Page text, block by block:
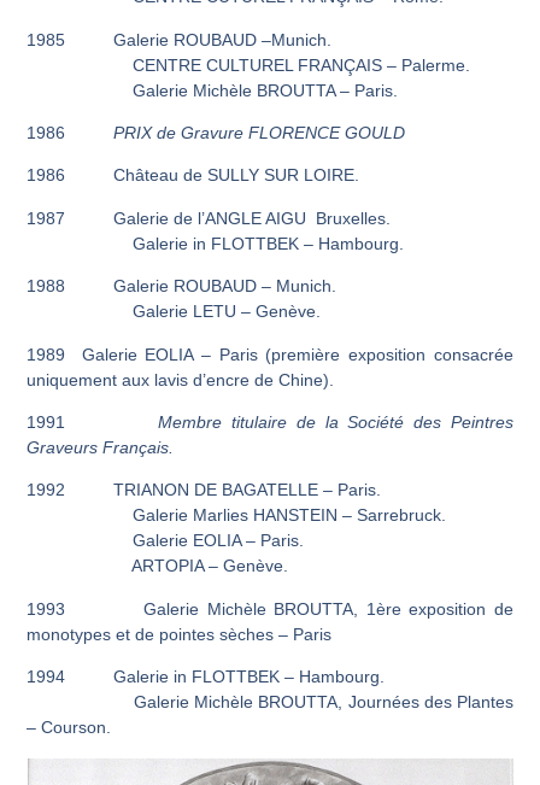
1985 Galerie ROUBAUD –Munich.
CENTRE CULTUREL FRANÇAIS – Palerme.
Galerie Michèle BROUTTA – Paris.
1986PRIX de Gravure FLORENCE GOULD
1986 Château de SULLY SUR LOIRE.
1987 Galerie de l’ANGLE AIGU Bruxelles.
Galerie in FLOTTBEK – Hambourg.
1988 Galerie ROUBAUD – Munich.
Galerie LETU – Genève.
1989 Galerie EOLIA – Paris (première exposition consacrée
uniquement aux lavis d’encre de Chine).
1991Membre titulaire de la Société des Peintres
Graveurs Français.
1992 TRIANON DE BAGATELLE – Paris.
Galerie Marlies HANSTEIN – Sarrebruck.
Galerie EOLIA – Paris.
ARTOPIA – Genève.
1993 Galerie Michèle BROUTTA, 1ère exposition de
monotypes et de pointes sèches – Paris
1994 Galerie in FLOTTBEK – Hambourg.
Galerie Michèle BROUTTA, Journées des Plantes
– Courson.